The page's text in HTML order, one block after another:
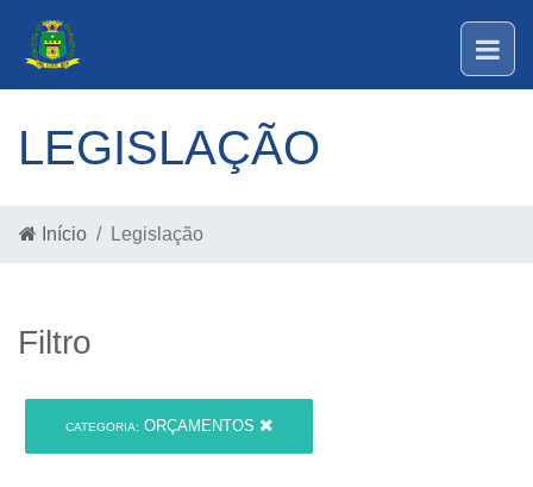
LEGISLAÇÃO
Início Legislação
Filtro
CATEGORIA: ORÇAMENTOS